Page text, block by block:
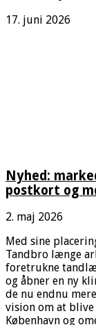
17. juni 2026
Nyhed:
postkort og
2. maj 2026
Med sine
Tandbro længe
foretrukne
og åbner en ny
de nu endnu
vision om at
København og